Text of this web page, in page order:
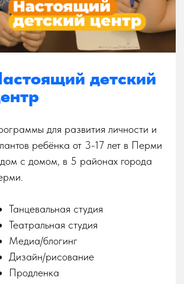
детский
для развития личности и
ребёнка от 3-17 лет в Перми
с домом, в 5 районах города
Танцевальная студия
Театральная студия
Медиа/блогинг
Дизайн/рисование
Продленка